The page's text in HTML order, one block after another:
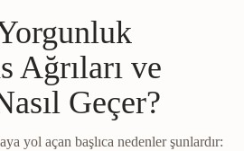
Ağrıları ve
Geçer?
yol açan başlıca nedenler şunlardır: